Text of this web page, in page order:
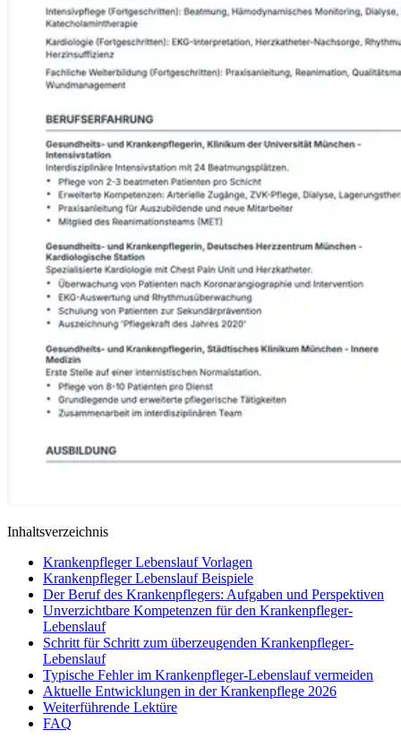
Inhaltsverzeichnis
Krankenpfleger Lebenslauf Vorlagen
Krankenpfleger Lebenslauf Beispiele
Der Beruf des Krankenpflegers: Aufgaben und Perspektiven
Unverzichtbare Kompetenzen für den Krankenpfleger-
Lebenslauf
Schritt für Schritt zum überzeugenden Krankenpfleger-
Lebenslauf
Typische Fehler im Krankenpfleger-Lebenslauf vermeiden
Aktuelle Entwicklungen in der Krankenpflege 2026
Weiterführende Lektüre
FAQ